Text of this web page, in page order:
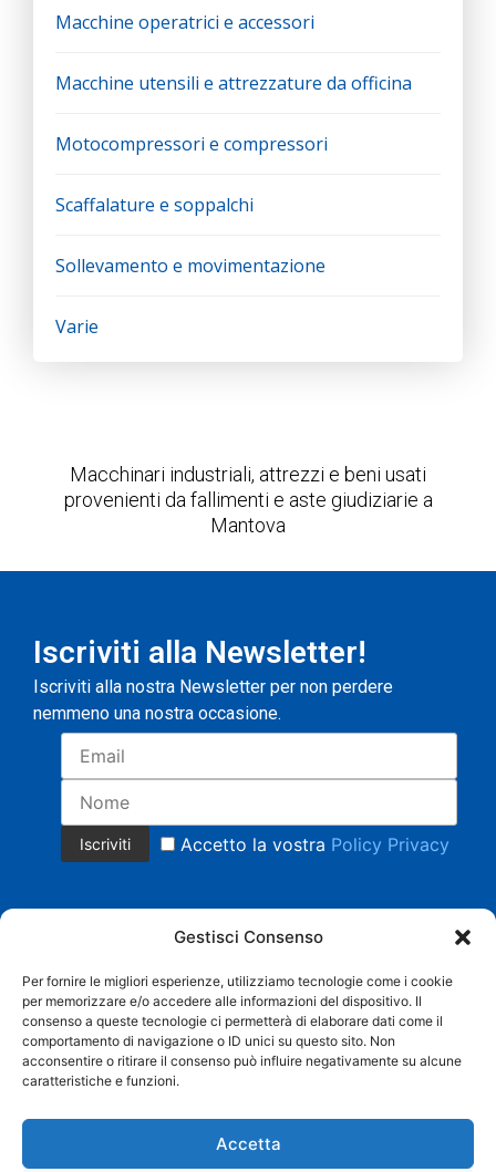
Gestisci Consenso
Per fornire le migliori esperienze, utilizziamo tecnologie come i cookie
per memorizzare e/o accedere alle informazioni del dispositivo. Il
consenso a queste tecnologie ci permetterà di elaborare dati come il
comportamento di navigazione o ID unici su questo sito. Non
acconsentire o ritirare il consenso può influire negativamente su alcune
caratteristiche e funzioni.
Accetta
Macchine operatrici e accessori
Macchine utensili e attrezzature da officina
Motocompressori e compressori
Scaffalature e soppalchi
Sollevamento e movimentazione
Varie
Macchinari industriali, attrezzi e beni usati
provenienti da fallimenti e aste giudiziarie a
Mantova
Iscriviti alla Newsletter!
Iscriviti alla nostra Newsletter per non perdere
nemmeno una nostra occasione.
Accetto la vostra Policy Privacy
Copyright 2023 © Tutti i diritti riservati.
COMMERCIALE CRISTIAN MAGNANI Cell. +39 335 8158553 |
AMMINISTRAZIONE BARBARA SACCHI Cell. 338 3958219 |
info@grandistoccaggi.com | P. IVA 02538090206 |